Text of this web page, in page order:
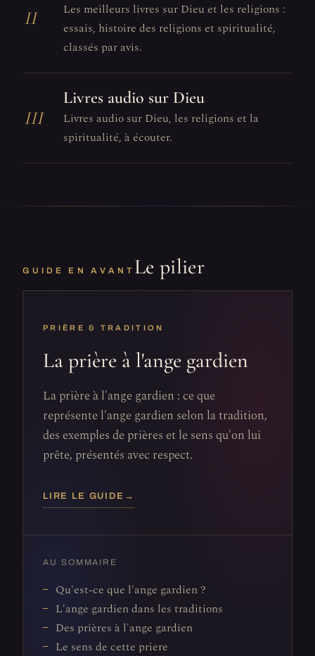
II
Les meilleurs livres sur Dieu et les religions :
essais, histoire des religions et spiritualité,
classés par avis.
III
Livres audio sur Dieu
Livres audio sur Dieu, les religions et la
spiritualité, à écouter.
GUIDE EN AVANT Le pilier
PRIÈRE & TRADITION
La prière à l'ange gardien
La prière à l'ange gardien : ce que
représente l'ange gardien selon la tradition,
des exemples de prières et le sens qu'on lui
prête, présentés avec respect.
LIRE LE GUIDE →
AU SOMMAIRE
Qu'est-ce que l'ange gardien ?
L'ange gardien dans les traditions
Des prières à l'ange gardien
Le sens de cette priere